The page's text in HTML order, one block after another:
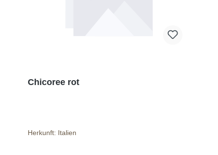
Chicoree rot
Herkunft: Italien